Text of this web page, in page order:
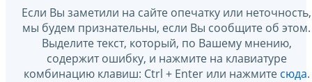
Если Вы заметили на сайте опечатку или неточность,
мы будем признательны, если Вы сообщите об этом.
Выделите текст, который, по Вашему мнению,
содержит ошибку, и нажмите на клавиатуре
комбинацию клавиш: Ctrl + Enter или нажмите сюда.